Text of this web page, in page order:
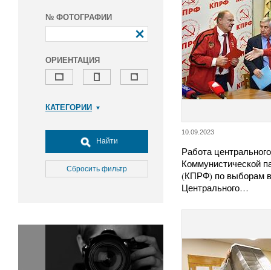
№ ФОТОГРАФИИ
ОРИЕНТАЦИЯ
КАТЕГОРИИ
Досуг, туризм и отдых
Культура
Медицина
Окружающая среда
Политика
Правосудие
Найти
Сбросить фильтр
10.09.2023
Работа
Коммунистической
(КПРФ) по выборам
Центрального…